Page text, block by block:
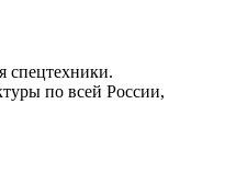
спецтехники.
по всей России,